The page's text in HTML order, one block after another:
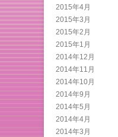
2015年4月
2015年3月
2015年2月
2015年1月
2014年12月
2014年11月
2014年10月
2014年9月
2014年5月
2014年4月
2014年3月